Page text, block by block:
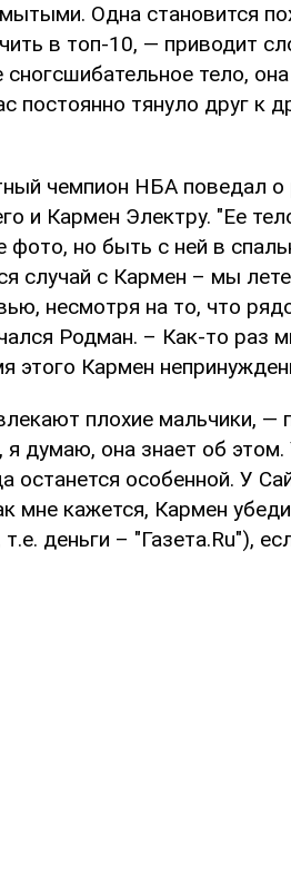
Одна становится
в топ-10, — приводит
сногсшибательное тело,
постоянно тянуло друг к
чемпион НБА поведал о
и Кармен Электру. "Ее
фото, но быть с ней в
случай с Кармен – мы
несмотря на то, что
Родман. – Как-то раз
этого Кармен
плохие мальчики,
я думаю, она знает об
останется особенной. У
мне кажется, Кармен
деньги – "Газета.Ru"),